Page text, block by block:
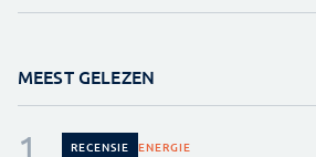
MEEST GELEZEN
RECENSIE ENERGIE